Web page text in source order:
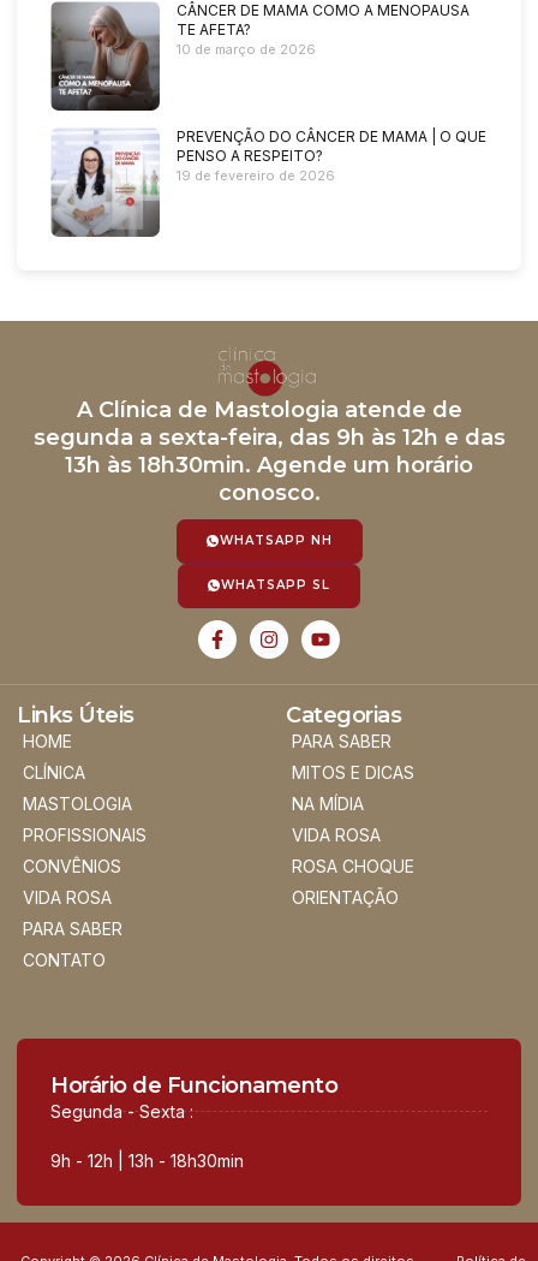
CÂNCER DE MAMA COMO A MENOPAUSA
TE AFETA?
10 de março de 2026
PREVENÇÃO DO CÂNCER DE MAMA | O QUE
PENSO A RESPEITO?
19 de fevereiro de 2026
A Clínica de Mastologia atende de
segunda a sexta-feira, das 9h às 12h e das
13h às 18h30min. Agende um horário
conosco.
WHATSAPP NH
WHATSAPP SL
Links Úteis
HOME
CLÍNICA
MASTOLOGIA
PROFISSIONAIS
CONVÊNIOS
VIDA ROSA
PARA SABER
CONTATO
Categorias
PARA SABER
MITOS E DICAS
NA MÍDIA
VIDA ROSA
ROSA CHOQUE
ORIENTAÇÃO
Horário de Funcionamento
Segunda - Sexta :
9h - 12h | 13h - 18h30min